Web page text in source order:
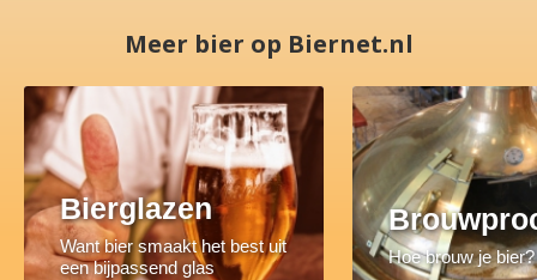
Meer bier op Biernet.nl
Bierglazen
Want bier smaakt het best uit
een bijpassend glas
Hoe brouw je bier?